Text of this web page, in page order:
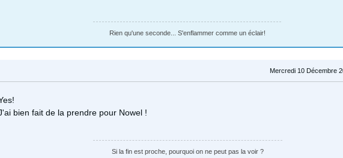
Rien qu'une seconde... S'enflammer comme un éclair!
Mercredi 10 Décembre
bien fait de la prendre pour Nowel !
Si la fin est proche, pourquoi on ne peut pas la voir ?